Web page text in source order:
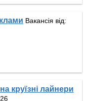
Вакансія від:
круїзні лайнери